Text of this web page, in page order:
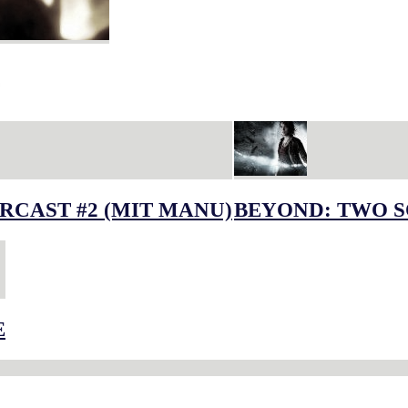
#2 (MIT MANU)BEYOND: TWO